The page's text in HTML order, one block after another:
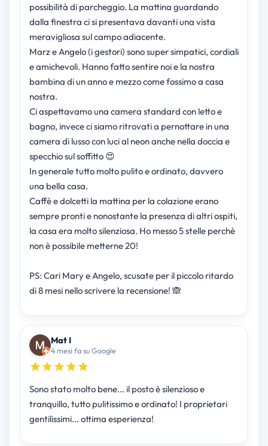
possibilità di parcheggio. La mattina guardando
dalla finestra ci si presentava davanti una vista
meravigliosa sul campo adiacente.
Marz e Angelo (i gestori) sono super simpatici, cordiali
e amichevoli. Hanno fatto sentire noi e la nostra
bambina di un anno e mezzo come fossimo a casa
nostra.
Ci aspettavamo una camera standard con letto e
bagno, invece ci siamo ritrovati a pernottare in una
camera di lusso con luci al neon anche nella doccia e
specchio sul soffitto 😍
In generale tutto molto pulito e ordinato, davvero
una bella casa.
Caffè e dolcetti la mattina per la colazione erano
sempre pronti e nonostante la presenza di altri ospiti,
la casa era molto silenziosa. Ho messo 5 stelle perchè
non è possibile metterne 20!
PS: Cari Mary e Angelo, scusate per il piccolo ritardo
di 8 mesi nello scrivere la recensione! 🙈
Mat I
4 mesi fa su Google
Sono stato molto bene... il posto è silenzioso e
tranquillo, tutto pulitissimo e ordinato! I proprietari
gentilissimi... ottima esperienza!